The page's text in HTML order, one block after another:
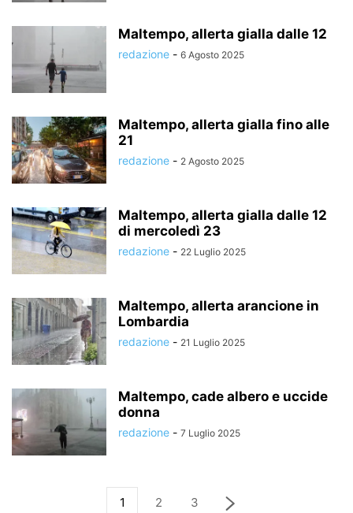
Maltempo, allerta gialla dalle 12
redazione - 6 Agosto 2025
Maltempo, allerta gialla fino alle
21
redazione - 2 Agosto 2025
Maltempo, allerta gialla dalle 12
di mercoledì 23
redazione - 22 Luglio 2025
Maltempo, allerta arancione in
Lombardia
redazione - 21 Luglio 2025
Maltempo, cade albero e uccide
donna
redazione - 7 Luglio 2025
1 2 3